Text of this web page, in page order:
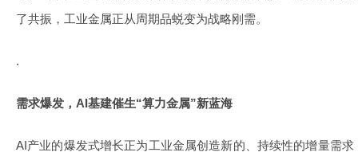
了共振，工业金属正从周期品蜕变为战略刚需。
.
需求爆发，AI基建催生“算力金属”新蓝海
AI产业的爆发式增长正为工业金属创造新的、持续性的增量需